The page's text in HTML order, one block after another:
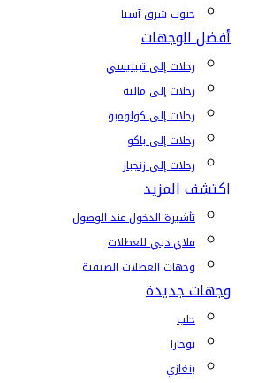
جنوب شرق آسيا
أفضل الوجهات
رحلات إلى تبيليسي
رحلات إلى ماليه
رحلات إلى كولومبو
رحلات إلى باكو
رحلات إلى زنجبار
اكتشف المزيد
تأشيرة الدخول عند الوصول
فلاي دبي للعطلات
وجهات العطلات الصيفية
وجهات جديدة
حلب
بوخارا
بنغازي